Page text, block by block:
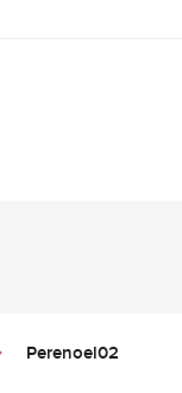
Perenoel02